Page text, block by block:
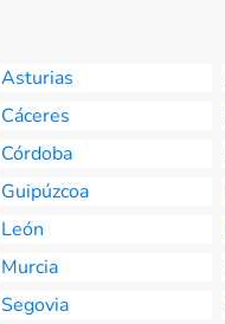
Asturias
Cáceres
Córdoba
Guipúzcoa
León
Murcia
Segovia